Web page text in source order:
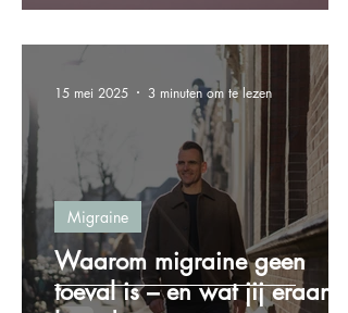
Waarom migraine geen
toeval is – en wat jij eraan
Migraine
15 mei 2025 3 minuten om te lezen